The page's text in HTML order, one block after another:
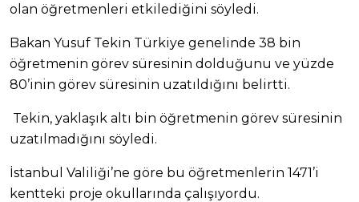
olan öğretmenleri etkilediğini söyledi.
Bakan Yusuf Tekin Türkiye genelinde 38 bin
öğretmenin görev süresinin dolduğunu ve yüzde
80’inin görev süresinin uzatıldığını belirtti.
Tekin, yaklaşık altı bin öğretmenin görev süresinin
uzatılmadığını söyledi.
İstanbul Valiliği’ne göre bu öğretmenlerin 1471’i
kentteki proje okullarında çalışıyordu.